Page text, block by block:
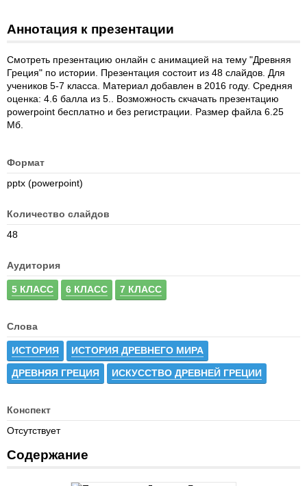
Аннотация к презентации
Смотреть презентацию онлайн с анимацией на тему "Древняя
Греция" по истории. Презентация состоит из 48 слайдов. Для
учеников 5-7 класса. Материал добавлен в 2016 году. Средняя
оценка: 4.6 балла из 5.. Возможность скчачать презентацию
powerpoint бесплатно и без регистрации. Размер файла 6.25
Мб.
Формат
pptx (powerpoint)
Количество слайдов
48
Аудитория
5 КЛАСС 6 КЛАСС 7 КЛАСС
Слова
ИСТОРИЯ ИСТОРИЯ ДРЕВНЕГО МИРА
ДРЕВНЯЯ ГРЕЦИЯ ИСКУССТВО ДРЕВНЕЙ ГРЕЦИИ
Конспект
Отсутствует
Содержание